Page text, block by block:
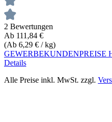
2 Bewertungen
Ab 111,84 €
(Ab 6,29 € / kg)
GEWERBEKUNDENPREISE
Details
Alle Preise inkl. MwSt. zzgl.